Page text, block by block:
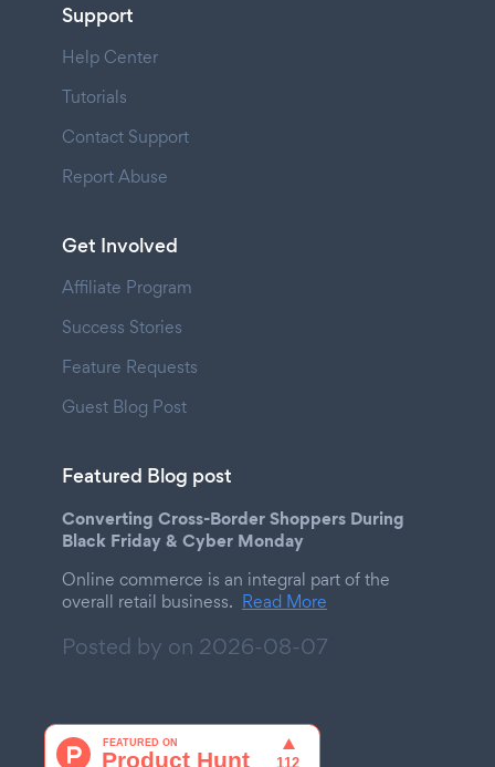
Support
Help Center
Tutorials
Contact Support
Report Abuse
Get Involved
Affiliate Program
Success Stories
Feature Requests
Guest Blog Post
Featured Blog post
Converting Cross-Border Shoppers During
Black Friday & Cyber Monday
Online commerce is an integral part of the
overall retail business. Read More
Posted by on 2026-08-07